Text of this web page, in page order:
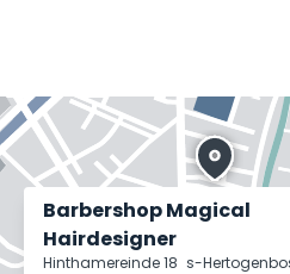
Barbershop Magical
Hairdesigner
Hinthamereinde 18 s-